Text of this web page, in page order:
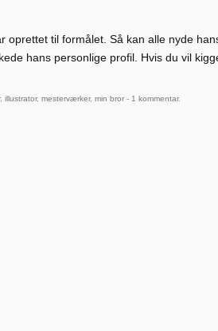
oprettet til formålet. Så kan alle nyde
hans personlige profil. Hvis du vil
, illustrator, mesterværker, min bror - 1 kommentar.